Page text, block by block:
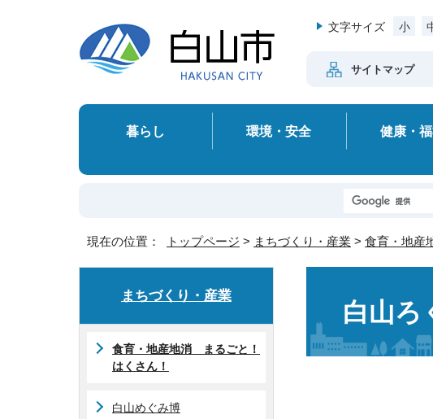
文字サイズ 小
サイトマップ
暮らし 環境・安全 健康・
現在の位置： トップページ > まちづくり・産業 > 食育・地産
白山ろ
まちづくり・産業
食育・地産地消 まるごと！
はくさん！
白山めぐみ博